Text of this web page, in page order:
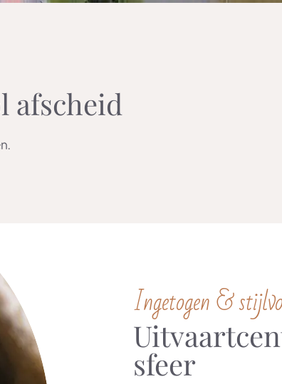
afscheid
Ingetogen &
sfeer